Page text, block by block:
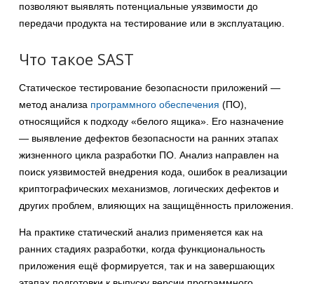
позволяют выявлять потенциальные уязвимости до
передачи продукта на тестирование или в эксплуатацию.
Что такое SAST
Статическое тестирование безопасности приложений —
метод анализа программного обеспечения (ПО),
относящийся к подходу «белого ящика». Его назначение
— выявление дефектов безопасности на ранних этапах
жизненного цикла разработки ПО. Анализ направлен на
поиск уязвимостей внедрения кода, ошибок в реализации
криптографических механизмов, логических дефектов и
других проблем, влияющих на защищённость приложения.
На практике статический анализ применяется как на
ранних стадиях разработки, когда функциональность
приложения ещё формируется, так и на завершающих